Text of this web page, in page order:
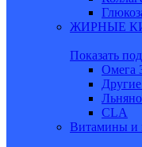
ЖИРНЫЕ
Показать
Омега
CLA
Витамины и